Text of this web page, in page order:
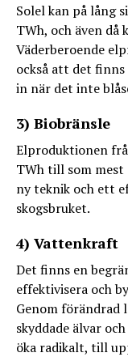
Solel kan på lång
TWh, och även
Väderberoende
också att det
in när det inte
3) Biobränsle
Elproduktionen
TWh till som mest
ny teknik och ett
skogsbruket.
4) Vattenkraft
Det finns en
effektivisera och
Genom
skyddade älvar
öka radikalt, till